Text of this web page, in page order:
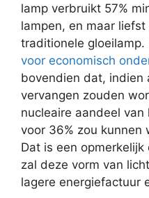
lamp verbruikt 57%
lampen, en maar
traditionele gloeilamp.
voor economisch
bovendien dat, indien
vervangen zouden
nucleaire aandeel
voor 36% zou kunnen
Dat is een
zal deze vorm van
lagere energiefactuur